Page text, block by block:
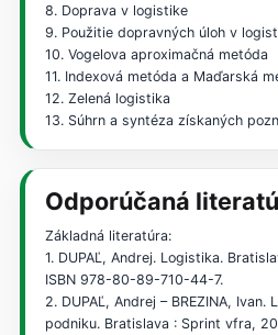
8. Doprava v logistike
9. Použitie dopravných úloh v
10. Vogelova aproximačná metóda
11. Indexová metóda a Maďarská
12. Zelená logistika
13. Súhrn a syntéza získaných
Odporúčaná
Základná literatúra:
1. DUPAĽ, Andrej. Logistika.
ISBN 978-80-89-710-44-7.
2. DUPAĽ, Andrej – BREZINA,
podniku. Bratislava : Sprint vfra,